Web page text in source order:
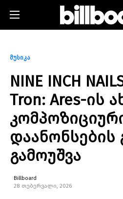
მუსიკა
NINE INCH
Tron: Ares-ის
დაანონსების
გამოუშვა
Billboard
28 თებერვალი, 2026